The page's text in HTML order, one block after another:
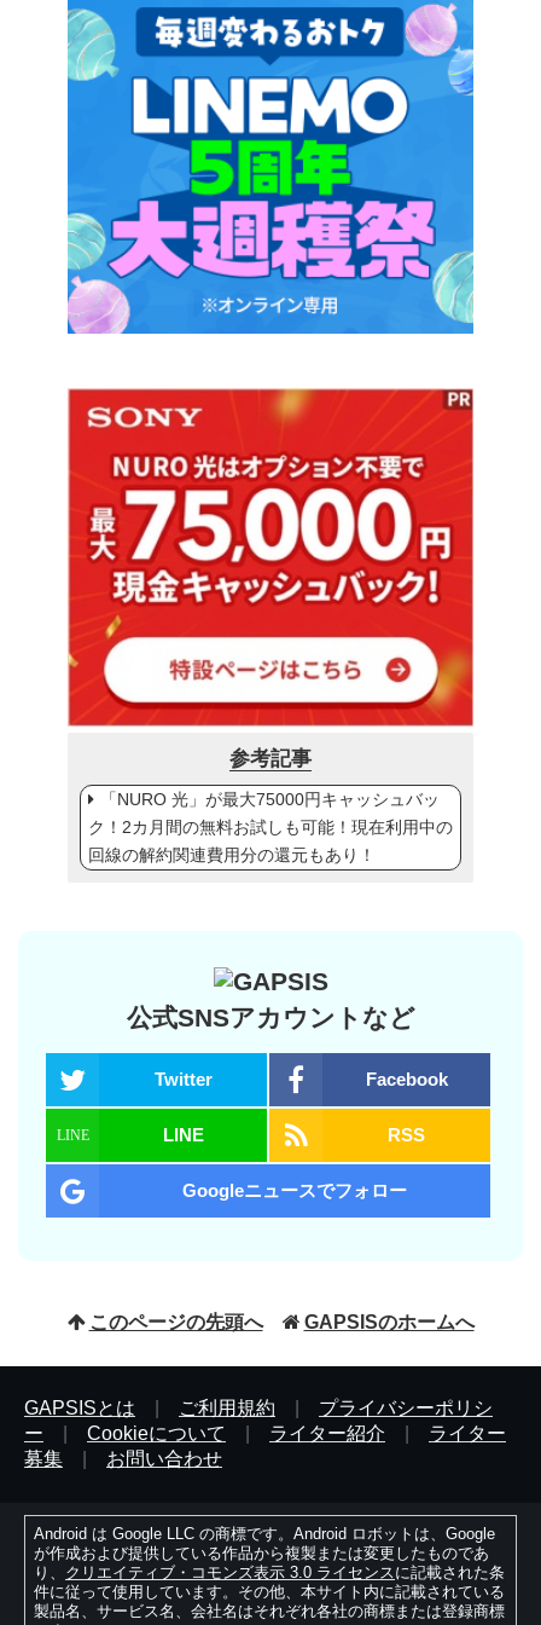
参考記事
「NURO 光」が最大75000円キャッシュバッ
ク！2カ月間の無料お試しも可能！現在利用中の
回線の解約関連費用分の還元もあり！
公式SNSアカウントなど
Twitter Facebook
LINE RSS
Googleニュースでフォロー
このページの先頭へ GAPSISのホームへ
GAPSISとは ご利用規約
プライバシーポリシ
ー
Cookieについて ライター紹介
ライター
募集
お問い合わせ
Android は Google LLC の商標です。Android ロボットは、Google
が作成および提供している作品から複製または変更したものであ
り、 クリエイティブ・コモンズ表示 3.0 ライセンスに記載された条
件に従って使用しています。その他、本サイト内に記載されている
製品名、サービス名、会社名はそれぞれ各社の商標または登録商標